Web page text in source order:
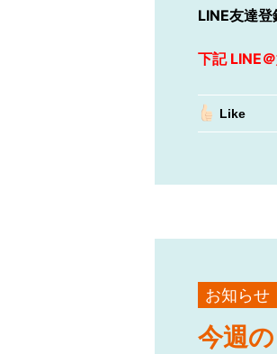
LINE友達登
下記 LINE
Like
お知らせ
今週